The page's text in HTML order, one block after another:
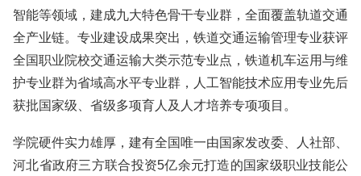
智能等领域，建成九大特色骨干专业群，全面覆盖轨道交通
全产业链。专业建设成果突出，铁道交通运输管理专业获评
全国职业院校交通运输大类示范专业点，铁道机车运用与维
护专业群为省域高水平专业群，人工智能技术应用专业先后
获批国家级、省级多项育人及人才培养专项项目。
学院硬件实力雄厚，建有全国唯一由国家发改委、人社部、
河北省政府三方联合投资5亿余元打造的国家级职业技能公